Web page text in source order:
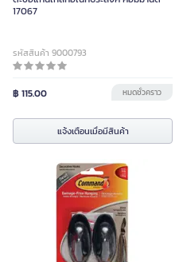
17067
รหัสสินค้า 9000793
฿ 115.00 หมดชั่วคราว
แจ้งเตือนเมื่อมีสินค้า